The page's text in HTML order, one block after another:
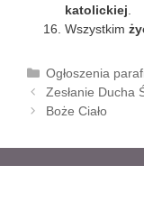
katolickiej.
Wszystkim
K
a
t
g
o
Ogłoszenia
Z
o
a
c
Zesłanie Ducha
Boże Ciało